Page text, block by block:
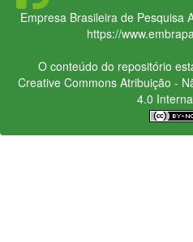
Empresa Brasileira de Pesquisa
https://
O conteúdo do repositório
Creative CommonsAtribuição -
4.0